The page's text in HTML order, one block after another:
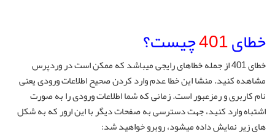
خطای401چیست؟
خطای 401 از جمله خطاهای رایجی میباشد که ممکن است در وردپرس
مشاهده کنید. منشا این خطا عدم وارد کردن صحیح اطلاعات ورودی یعنی
نام کاربری و رمزعبور است. زمانی که شما اطلاعات ورودی را به صورت
اشتباه وارد کنید، جهت دسترسی به صفحات دیگر با این ارور که به شکل
های زیر نمایش داده میشود، روبرو خواهید شد: